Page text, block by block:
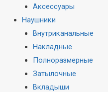
Аксессуары
Наушники
Внутриканальные
Накладные
Полноразмерные
Затылочные
Вкладыши